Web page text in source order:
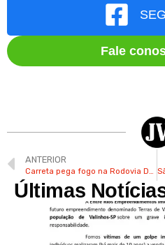
Fale
ANTERIOR
Carreta pega fogo na Rodovia Dom Pedro I em Valinhos na manhã desta 6ª
Últimas